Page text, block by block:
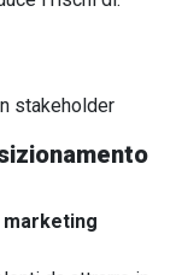
stakeholder